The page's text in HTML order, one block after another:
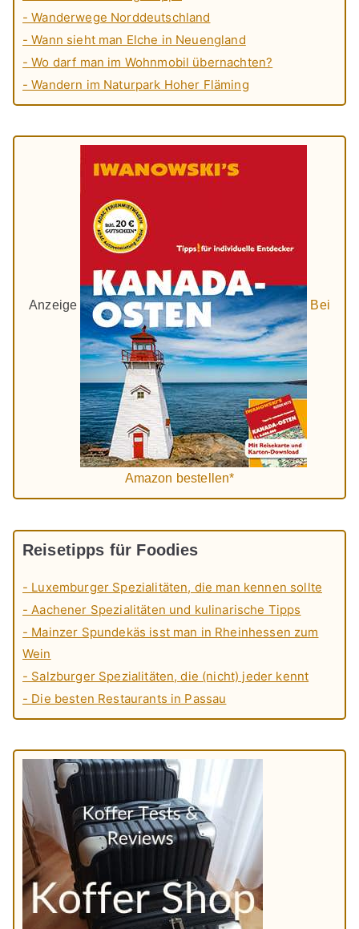
- Wanderwege Norddeutschland
- Wann sieht man Elche in Neuengland
- Wo darf man im Wohnmobil übernachten?
- Wandern im Naturpark Hoher Fläming
Anzeige Bei
Amazon bestellen*
Reisetipps für Foodies
- Luxemburger Spezialitäten, die man kennen sollte
- Aachener Spezialitäten und kulinarische Tipps
- Mainzer Spundekäs isst man in Rheinhessen zum
Wein
- Salzburger Spezialitäten, die (nicht) jeder kennt
- Die besten Restaurants in Passau